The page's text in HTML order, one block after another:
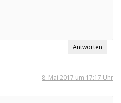
Antworten
8. Mai 2017 um 17:17 Uhr